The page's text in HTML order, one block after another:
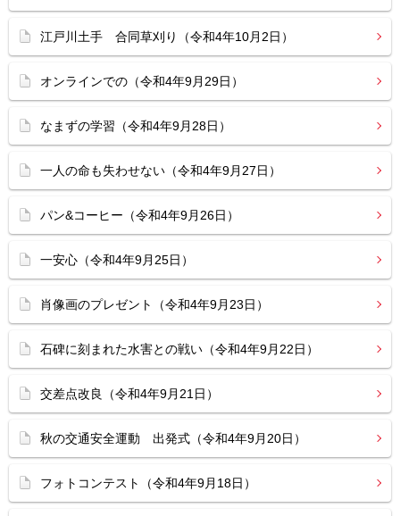
江戸川土手 合同草刈り（令和4年10月2日）
オンラインでの（令和4年9月29日）
なまずの学習（令和4年9月28日）
一人の命も失わせない（令和4年9月27日）
パン&コーヒー（令和4年9月26日）
一安心（令和4年9月25日）
肖像画のプレゼント（令和4年9月23日）
石碑に刻まれた水害との戦い（令和4年9月22日）
交差点改良（令和4年9月21日）
秋の交通安全運動 出発式（令和4年9月20日）
フォトコンテスト（令和4年9月18日）